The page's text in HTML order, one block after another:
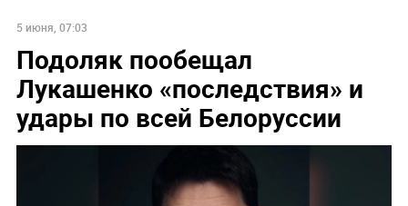
5 июня, 07:03
Подоляк пообещал
Лукашенко «последствия» и
удары по всей Белоруссии